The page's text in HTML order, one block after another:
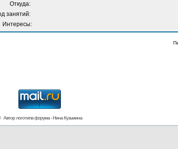
Откуда:
занятий:
Интересы:
Автор логотипа форума - Нина Кузьмина